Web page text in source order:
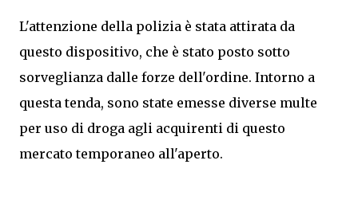
L'attenzione della polizia è stata attirata da
questo dispositivo, che è stato posto sotto
sorveglianza dalle forze dell'ordine. Intorno a
questa tenda, sono state emesse diverse multe
per uso di droga agli acquirenti di questo
mercato temporaneo all'aperto.